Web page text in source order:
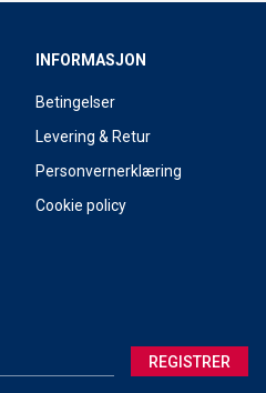
INFORMASJON
Betingelser
Levering & Retur
Personvernerklæring
Cookie policy
REGISTRER